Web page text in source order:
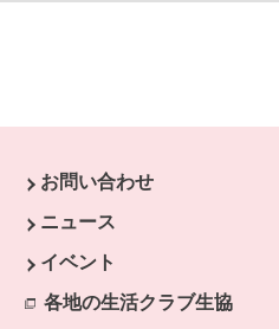
す。
きます。
お問い合わせ
ニュース
イベント
各地の生活クラブ生協